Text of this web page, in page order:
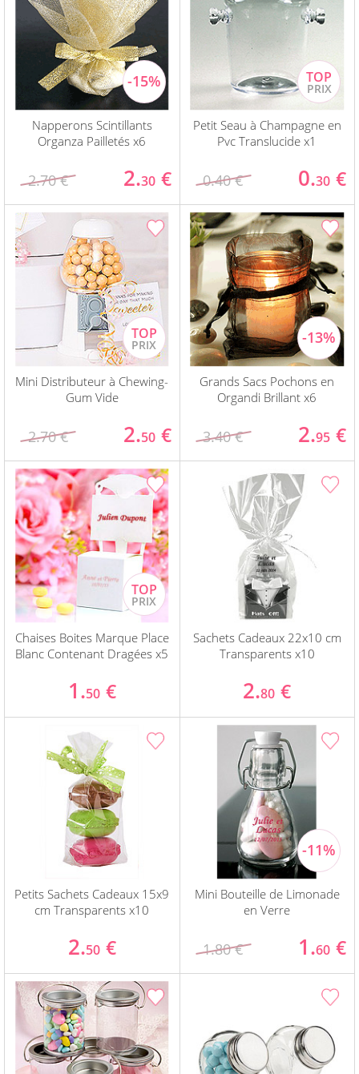
Napperons Scintillants
Organza Pailletés x6
2.70 € 2.30 €
Petit Seau à Champagne en
Pvc Translucide x1
0.40 € 0.30 €
Mini Distributeur à Chewing-
Gum Vide
2.70 € 2.50 €
Grands Sacs Pochons en
Organdi Brillant x6
3.40 € 2.95 €
Chaises Boites Marque Place
Blanc Contenant Dragées x5
1.50 €
Sachets Cadeaux 22x10 cm
Transparents x10
2.80 €
Petits Sachets Cadeaux 15x9
cm Transparents x10
2.50 €
Mini Bouteille de Limonade
en Verre
1.80 € 1.60 €